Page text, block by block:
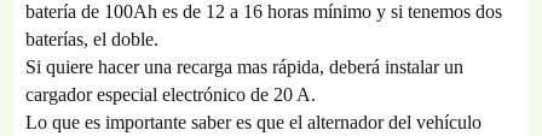
batería de 100Ah es de 12 a 16 horas mínimo y si tenemos dos
baterías, el doble.
Si quiere hacer una recarga mas rápida, deberá instalar un
cargador especial electrónico de 20 A.
Lo que es importante saber es que el alternador del vehículo